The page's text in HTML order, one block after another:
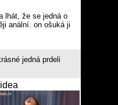
lhát, že se jedná o
anální. on ošuká ji
jedná prdeli